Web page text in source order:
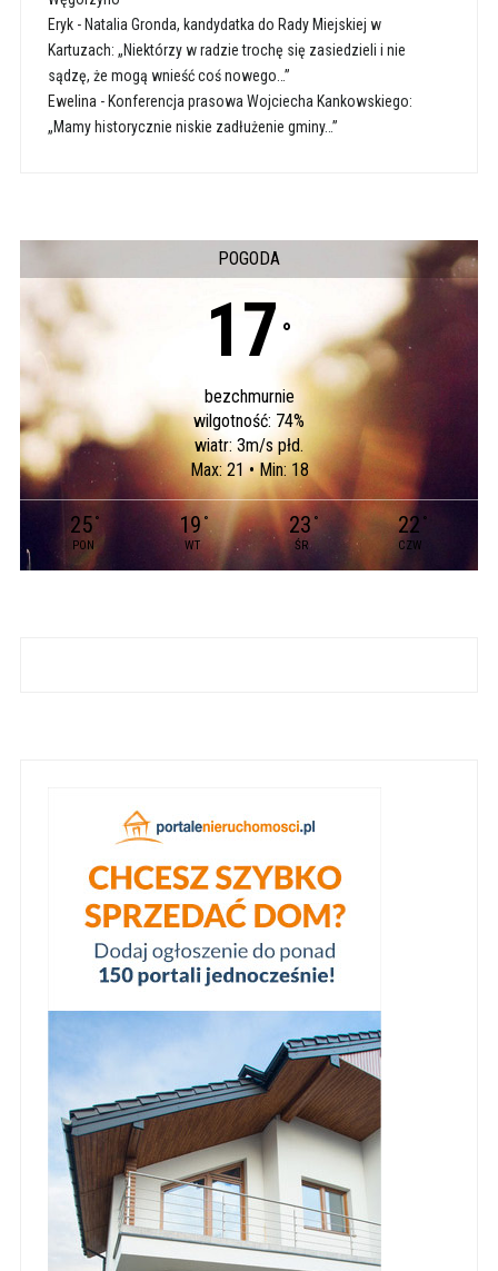
Eryk- Natalia Gronda, kandydatka do Rady Miejskiej w
Kartuzach: „Niektórzy w radzie trochę się zasiedzieli i nie
sądzę, że mogą wnieść coś nowego…”
Ewelina- Konferencja prasowa Wojciecha Kankowskiego:
„Mamy historycznie niskie zadłużenie gminy…”
POGODA
17 °
bezchmurnie
wilgotność: 74%
wiatr: 3m/s płd.
Max: 21 • Min: 18
25 °
PON
19°
WT
23 °
ŚR
22 °
CZW